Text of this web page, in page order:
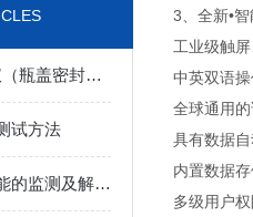
MFY-01塑料瓶密封仪（瓶盖密封性检测仪）仪器简介
试方法
液体食品包装卫生性能的监测及解决方案
3、全新•
工业级触
中英双语
全球通用
具有数据
内置数据
多级用户